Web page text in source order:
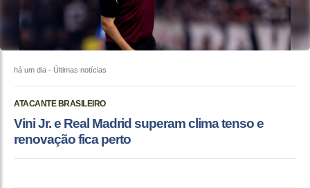
há um dia - Últimas notícias
ATACANTE BRASILEIRO
Vini Jr. e Real Madrid superam clima tenso e
renovação fica perto